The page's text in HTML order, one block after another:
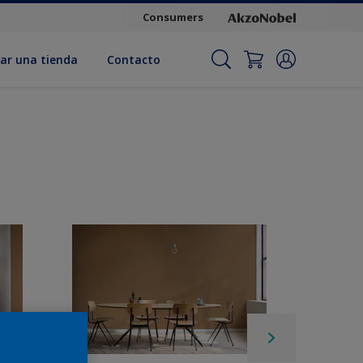
Consumers
una tienda Contacto